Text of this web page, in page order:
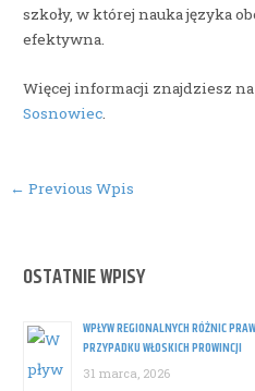
OSTATNIE WPISY
WPŁYW REGIONALNYCH RÓŻNIC
PRZYPADKU WŁOSKICH PROWINCJI
31 marca, 2026
szkoły, w której nauka języka
efektywna.
Więcej informacji znajdziesz
Sosnowiec.
Post
← Previous Wpis